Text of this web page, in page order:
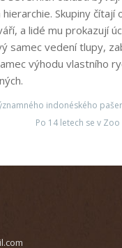
Skupiny
a lidé mu prokazují
vedení tlupy,
výhodu vlastního
indonéského
Po 14 letech se v